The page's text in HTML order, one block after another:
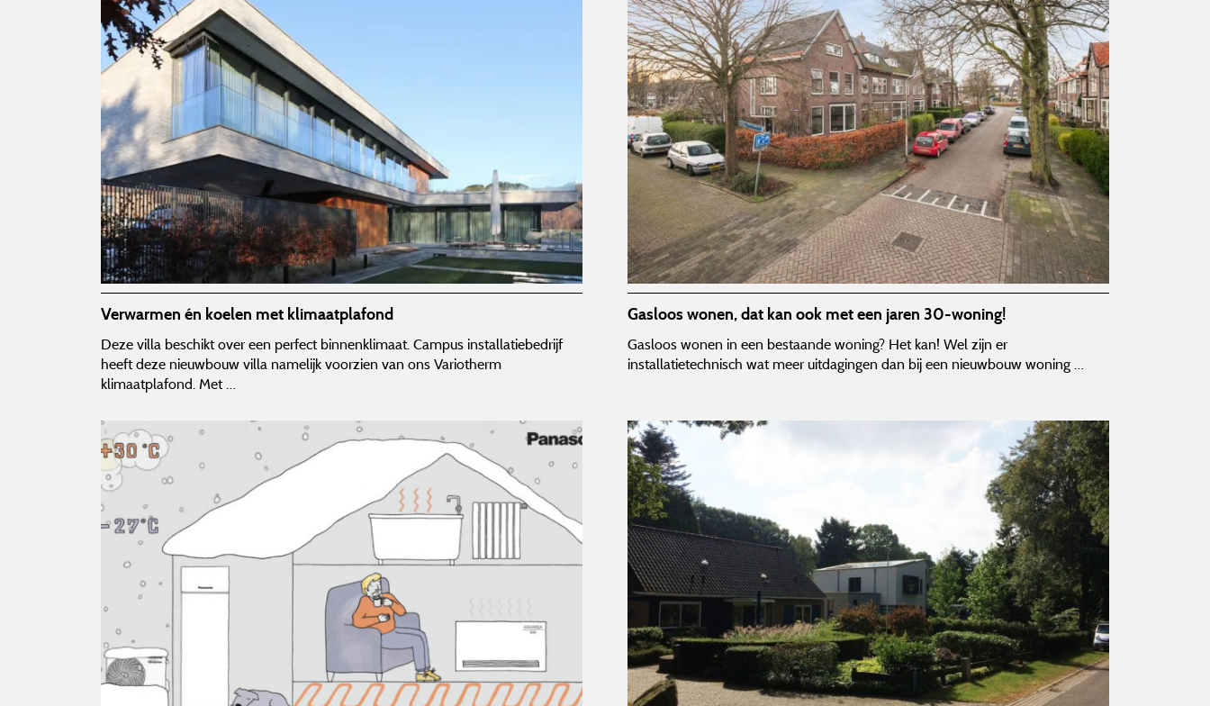
Verwarmen én koelen met klimaatplafond
Deze villa beschikt over een perfect binnenklimaat. Campus installatiebedrijf
heeft deze nieuwbouw villa namelijk voorzien van ons Variotherm
klimaatplafond. Met …
Gasloos wonen, dat kan ook met een jaren 30-woning!
Gasloos wonen in een bestaande woning? Het kan! Wel zijn er
installatietechnisch wat meer uitdagingen dan bij een nieuwbouw woning …